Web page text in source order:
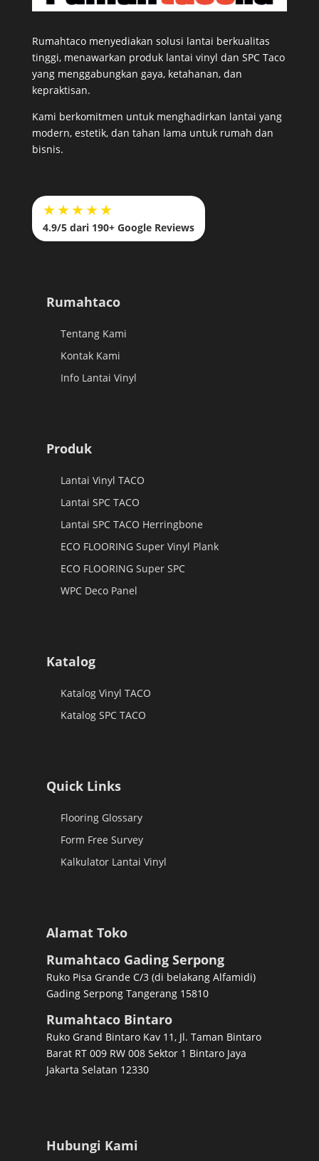
Rumahtaco menyediakan solusi lantai berkualitas
tinggi, menawarkan produk lantai vinyl dan SPC Taco
yang menggabungkan gaya, ketahanan, dan
kepraktisan.
Kami berkomitmen untuk menghadirkan lantai yang
modern, estetik, dan tahan lama untuk rumah dan
bisnis.
★★★★★
4.9/5 dari 190+ Google Reviews
Rumahtaco
Tentang Kami
Kontak Kami
Info Lantai Vinyl
Produk
Lantai Vinyl TACO
Lantai SPC TACO
Lantai SPC TACO Herringbone
ECO FLOORING Super Vinyl Plank
ECO FLOORING Super SPC
WPC Deco Panel
Katalog
Katalog Vinyl TACO
Katalog SPC TACO
Quick Links
Flooring Glossary
Form Free Survey
Kalkulator Lantai Vinyl
Alamat Toko
Rumahtaco Gading Serpong
Ruko Pisa Grande C/3 (di belakang Alfamidi)
Gading Serpong Tangerang 15810
Rumahtaco Bintaro
Ruko Grand Bintaro Kav 11, Jl. Taman Bintaro
Barat RT 009 RW 008 Sektor 1 Bintaro Jaya
Jakarta Selatan 12330
Hubungi Kami